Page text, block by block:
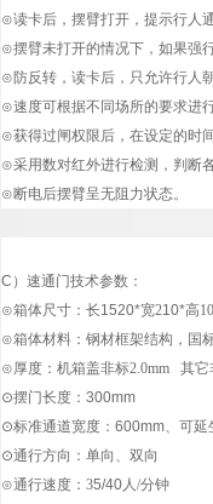
⊙读卡后，摆臂打开，提示行人
⊙摆臂未打开的情况下，如果强
⊙防反转，读卡后，只允许行人
⊙速度可根据不同场所的要求进
⊙获得过闸权限后，在设定的时
⊙采用数对红外进行检测，判断
⊙断电后摆臂呈无阻力状态。
C ）速通门技术参数：
⊙箱体尺寸：长1520*宽210*高
⊙箱体材料：钢材框架结构，国
⊙厚度：机箱盖非标2.0mm 其它
⊙摆门长度：300mm
⊙标准通道宽度：600mm、可延
⊙通行方向：单向、双向
⊙通行速度： 35/40人/分钟